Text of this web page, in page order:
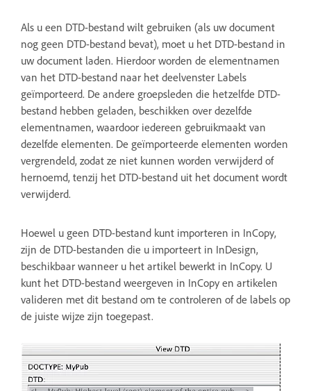
Als u een DTD-bestand wilt gebruiken (als uw document
nog geen DTD-bestand bevat), moet u het DTD-bestand in
uw document laden. Hierdoor worden de elementnamen
van het DTD-bestand naar het deelvenster Labels
geïmporteerd. De andere groepsleden die hetzelfde DTD-
bestand hebben geladen, beschikken over dezelfde
elementnamen, waardoor iedereen gebruikmaakt van
dezelfde elementen. De geïmporteerde elementen worden
vergrendeld, zodat ze niet kunnen worden verwijderd of
hernoemd, tenzij het DTD-bestand uit het document wordt
verwijderd.
Hoewel u geen DTD-bestand kunt importeren in InCopy,
zijn de DTD-bestanden die u importeert in InDesign,
beschikbaar wanneer u het artikel bewerkt in InCopy. U
kunt het DTD-bestand weergeven in InCopy en artikelen
valideren met dit bestand om te controleren of de labels op
de juiste wijze zijn toegepast.